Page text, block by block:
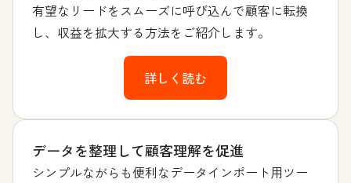
有望なリードをスムーズに呼び込んで顧客に転換
し、収益を拡大する方法をご紹介します。
詳しく読む
データを整理して顧客理解を促進
シンプルながらも便利なデータインポート用ツー